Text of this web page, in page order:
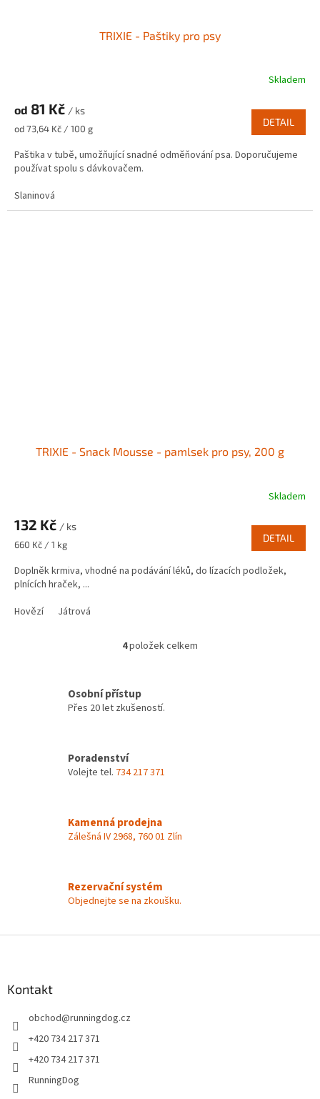
TRIXIE - Paštiky pro psy
Skladem
od 81 Kč / ks
Měrná
od 73,64 Kč / 100 g
DETAIL
Paštika v tubě, umožňující snadné odměňování psa. Doporučujeme
používat spolu s dávkovačem.
Slaninová
TRIXIE - Snack Mousse - pamlsek pro psy, 200 g
Skladem
132 Kč / ks
Měrná
660 Kč / 1 kg
DETAIL
Doplněk krmiva, vhodné na podávání léků, do lízacích podložek,
plnících hraček, ...
Hovězí
Játrová
O
d
r
v
ý
s
u
4položek celkem
Osobní přístup
Přes 20 let zkušeností.
Poradenství
Volejte tel. 734 217 371
Kamenná prodejna
Zálešná IV 2968, 760 01 Zlín
Rezervační systém
Objednejte se na zkoušku.
Kontakt
obchod@runningdog.cz
+420 734 217 371
+420 734 217 371
RunningDog